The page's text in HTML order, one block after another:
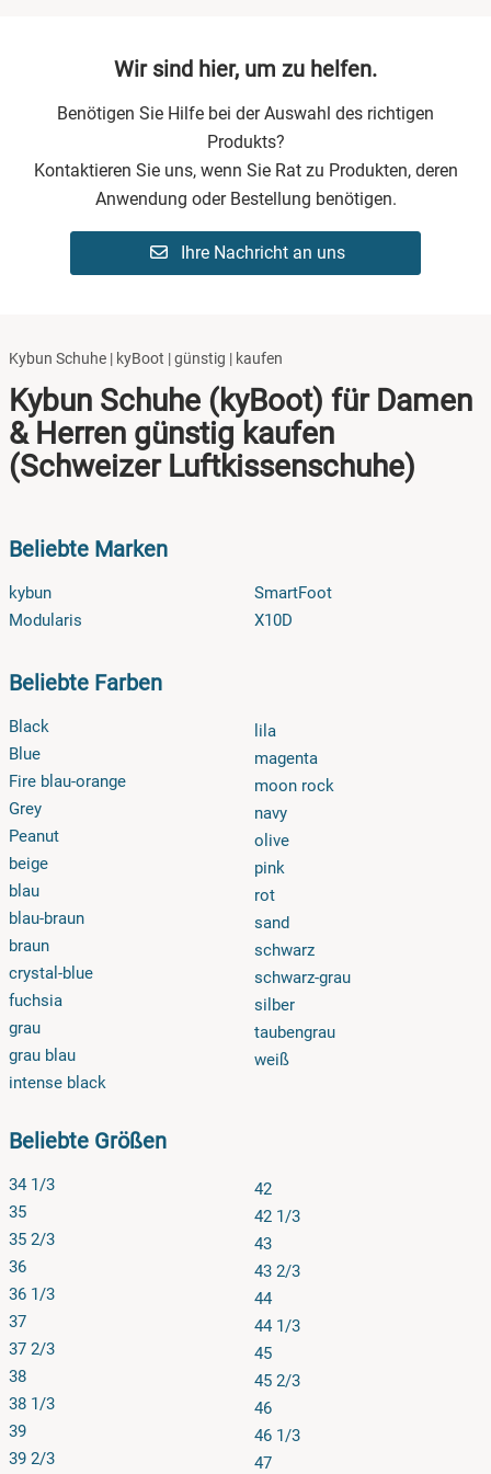
Wir sind hier, um zu helfen.
Benötigen Sie Hilfe bei der Auswahl des richtigen
Produkts?
Kontaktieren Sie uns, wenn Sie Rat zu Produkten, deren
Anwendung oder Bestellung benötigen.
Ihre Nachricht an uns
Kybun Schuhe | kyBoot | günstig | kaufen
Kybun Schuhe (kyBoot) für Damen
& Herren günstig kaufen
(Schweizer Luftkissenschuhe)
Beliebte Marken
kybun
Modularis
SmartFoot
X10D
Beliebte Farben
Black
Blue
Fire blau-orange
Grey
Peanut
beige
blau
blau-braun
braun
crystal-blue
fuchsia
grau
grau blau
intense black
lila
magenta
moon rock
navy
olive
pink
rot
sand
schwarz
schwarz-grau
silber
taubengrau
weiß
Beliebte Größen
34 1/3
35
35 2/3
36
36 1/3
37
37 2/3
38
38 1/3
39
39 2/3
42
42 1/3
43
43 2/3
44
44 1/3
45
45 2/3
46
46 1/3
47